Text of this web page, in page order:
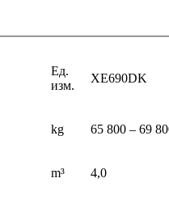
Ед.
изм.
XE690DK
kg 65 800 – 69
m³ 4,0